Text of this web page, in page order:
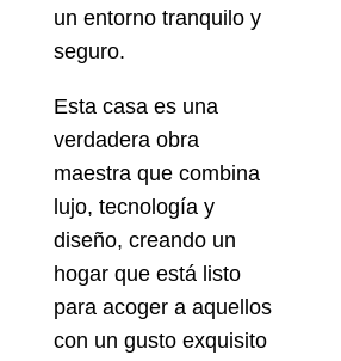
un entorno tranquilo y
seguro.
Esta casa es una
verdadera obra
maestra que combina
lujo, tecnología y
diseño, creando un
hogar que está listo
para acoger a aquellos
con un gusto exquisito